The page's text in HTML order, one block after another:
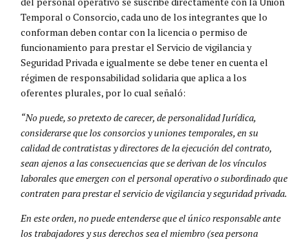
Temporal o Consorcio, cada uno de los integrantes que lo
conforman deben contar con la licencia o permiso de
funcionamiento para prestar el Servicio de vigilancia y
Seguridad Privada e igualmente se debe tener en cuenta el
régimen de responsabilidad solidaria que aplica a los
oferentes plurales, por lo cual señaló:
“No puede, so pretexto de carecer, de personalidad Jurídica,
considerarse que los consorcios y uniones temporales, en su
calidad de contratistas y directores de la ejecución del contrato,
sean ajenos a las consecuencias que se derivan de los vínculos
laborales que emergen con el personal operativo o subordinado que
contraten para prestar el servicio de vigilancia y seguridad privada.
En este orden, no puede entenderse que el único responsable ante
los trabajadores y sus derechos sea el miembro (sea persona